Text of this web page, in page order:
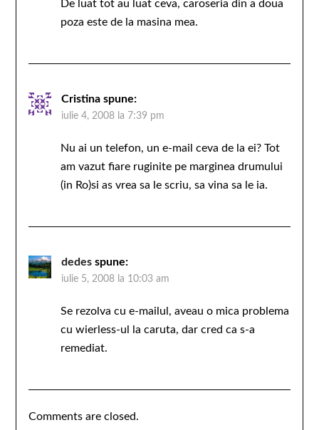
De luat tot au luat ceva, caroseria din a doua
poza este de la masina mea.
Cristina spune:
iulie 4, 2008 la 7:39 pm
Nu ai un telefon, un e-mail ceva de la ei? Tot
am vazut fiare ruginite pe marginea drumului
(in Ro)si as vrea sa le scriu, sa vina sa le ia.
dedes spune:
iulie 5, 2008 la 10:03 am
Se rezolva cu e-mailul, aveau o mica problema
cu wierless-ul la caruta, dar cred ca s-a
remediat.
Comments are closed.